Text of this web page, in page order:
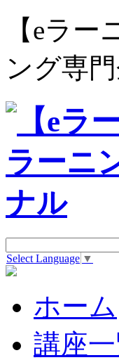
【eラ
ング専
Select Language ▼
ホーム
講座